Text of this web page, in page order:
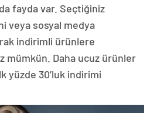
fayda var. Seçtiğiniz
veya sosyal medya
indirimli ürünlere
mümkün. Daha ucuz ürünler
yüzde 30’luk indirimi